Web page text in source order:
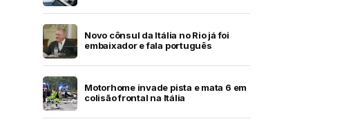
Novo cônsul da Itália no Rio já foi
embaixador e fala português
Motorhome invade pista e mata 6 em
colisão frontal na Itália